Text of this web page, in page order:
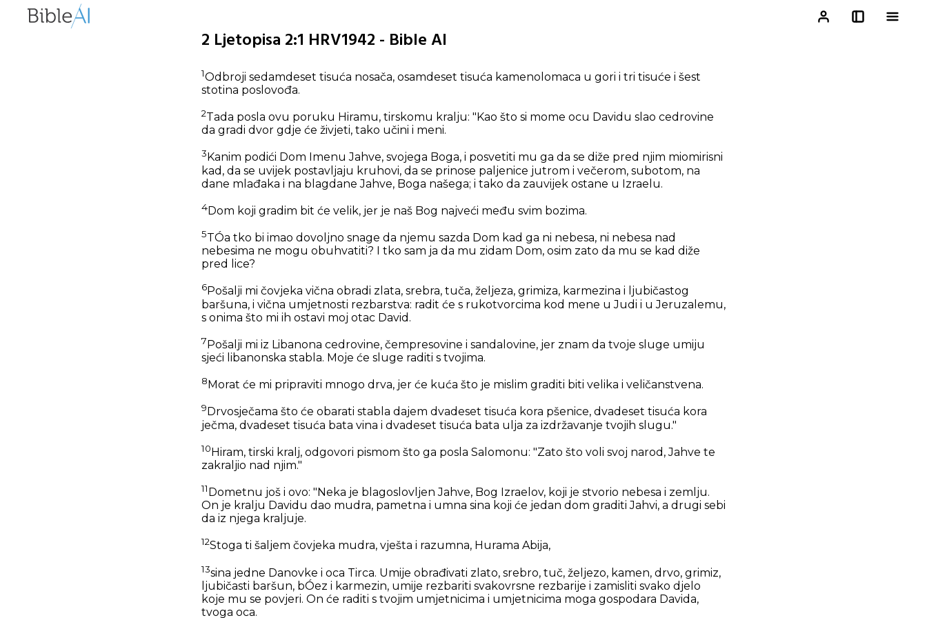
2 Ljetopisa 2:1 HRV1942 - Bible AI
1Odbroji sedamdeset tisuća nosača, osamdeset tisuća kamenolomaca u gori i tri tisuće i šest
stotina poslovođa.
2Tada posla ovu poruku Hiramu, tirskomu kralju: "Kao što si mome ocu Davidu slao cedrovine
da gradi dvor gdje će živjeti, tako učini i meni.
3 Kanim podići Dom Imenu Jahve, svojega Boga, i posvetiti mu ga da se diže pred njim miomirisni
kad, da se uvijek postavljaju kruhovi, da se prinose paljenice jutrom i večerom, subotom, na
dane mlađaka i na blagdane Jahve, Boga našega; i tako da zauvijek ostane u Izraelu.
4Dom koji gradim bit će velik, jer je naš Bog najveći među svim bozima.
5TÓa tko bi imao dovoljno snage da njemu sazda Dom kad ga ni nebesa, ni nebesa nad
nebesima ne mogu obuhvatiti? I tko sam ja da mu zidam Dom, osim zato da mu se kad diže
pred lice?
6Pošalji mi čovjeka vična obradi zlata, srebra, tuča, željeza, grimiza, karmezina i ljubičastog
baršuna, i vična umjetnosti rezbarstva: radit će s rukotvorcima kod mene u Judi i u Jeruzalemu,
s onima što mi ih ostavi moj otac David.
7Pošalji mi iz Libanona cedrovine, čempresovine i sandalovine, jer znam da tvoje sluge umiju
sjeći libanonska stabla. Moje će sluge raditi s tvojima.
8 Morat će mi pripraviti mnogo drva, jer će kuća što je mislim graditi biti velika i veličanstvena.
9 Drvosječama što će obarati stabla dajem dvadeset tisuća kora pšenice, dvadeset tisuća kora
ječma, dvadeset tisuća bata vina i dvadeset tisuća bata ulja za izdržavanje tvojih slugu."
10Hiram, tirski kralj, odgovori pismom što ga posla Salomonu: "Zato što voli svoj narod, Jahve te
zakraljio nad njim."
11 Dometnu još i ovo: "Neka je blagoslovljen Jahve, Bog Izraelov, koji je stvorio nebesa i zemlju.
On je kralju Davidu dao mudra, pametna i umna sina koji će jedan dom graditi Jahvi, a drugi sebi
da iz njega kraljuje.
12Stoga ti šaljem čovjeka mudra, vješta i razumna, Hurama Abija,
13sina jedne Danovke i oca Tirca. Umije obrađivati zlato, srebro, tuč, željezo, kamen, drvo, grimiz,
ljubičasti baršun, bÓez i karmezin, umije rezbariti svakovrsne rezbarije i zamisliti svako djelo
koje mu se povjeri. On će raditi s tvojim umjetnicima i umjetnicima moga gospodara Davida,
tvoga oca.